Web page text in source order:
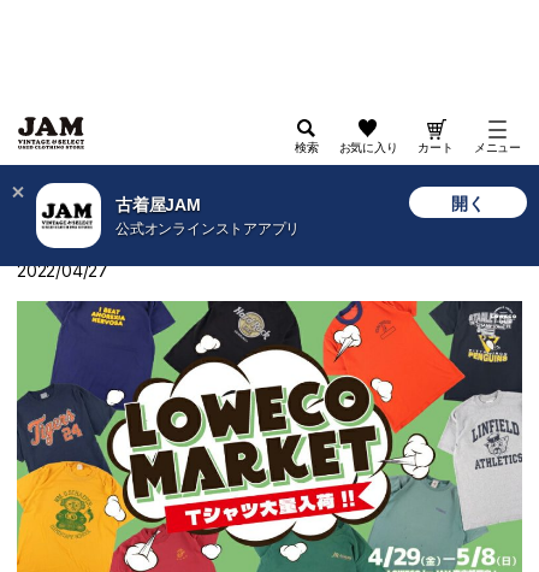
古着屋JAM
公式オンラインストアアプリ
開く
検索 お気に入り カート メニュー
古着屋JAM WEB 【ロエコマーケット開催】Tシャツ大量入荷！
【ロエコマーケット開催】Tシャツ大量入荷！
2022/04/27